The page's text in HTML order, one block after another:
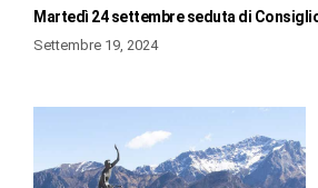
Martedì 24 settembre seduta di
Settembre 19, 2024